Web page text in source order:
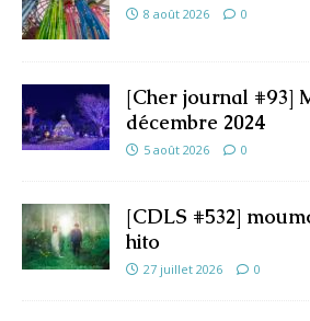
8 août 2026 0
[Cher journal #93]
décembre 2024
5 août 2026 0
[CDLS #532]
hito
27 juillet 2026 0